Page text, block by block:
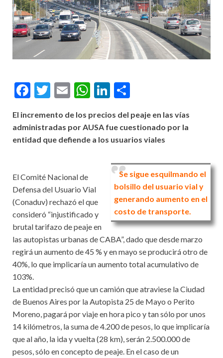
Facebook
Twitter
EmailWhatsApp
LinkedIn
El incremento de los precios del peaje en las vías
administradas por AUSA fue cuestionado por la
entidad que defiende a los usuarios viales
Se sigue esquilmando el
bolsillo del usuario vial y
generando aumento en el
costo de transporte.
El Comité Nacional de
Defensa del Usuario Vial
(Conaduv) rechazó el que
consideró “injustificado y
brutal tarifazo de peaje en
las autopistas urbanas de CABA”, dado que desde marzo
regirá un aumento de 45 % y en mayo se producirá otro de
40%, lo que implicaría un aumento total acumulativo de
103%.
La entidad precisó que un camión que atraviese la Ciudad
de Buenos Aires por la Autopista 25 de Mayo o Perito
Moreno, pagará por viaje en hora pico y tan sólo por unos
14 kilómetros, la suma de 4.200 de pesos, lo que implicaría
que al año, la ida y vuelta (28 km), serán 2.500.000 de
pesos, sólo en concepto de peaje. En el caso de un